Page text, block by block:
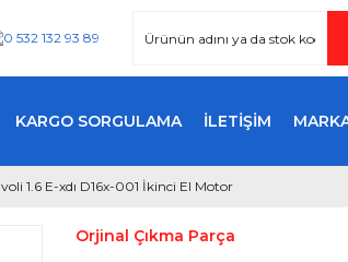
KARGO SORGULAMA İLETİŞİM
1.6 E-xdı D16x-001 İkinci El Motor
Orjinal Çıkma Parça